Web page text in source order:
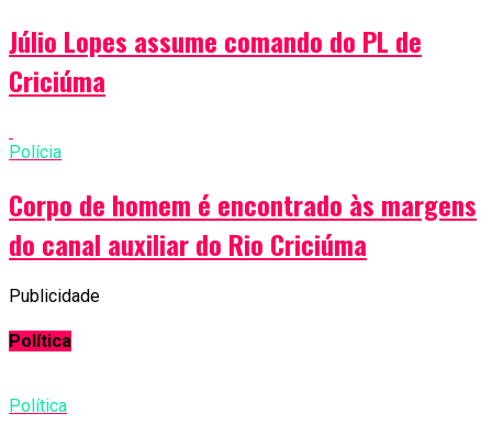
Júlio Lopes assume comando do PL de
Criciúma
Polícia
Corpo de homem é encontrado às margens
do canal auxiliar do Rio Criciúma
Publicidade
Política
Política